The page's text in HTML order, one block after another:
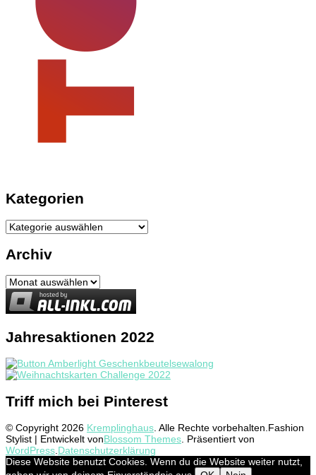
Kategorien
Kategorien
Archiv
Archiv
Jahresaktionen 2022
Triff mich bei Pinterest
© Copyright 2026 Kremplinghaus . Alle Rechte vorbehalten. Fashion
Stylist | Entwickelt vonBlossom Themes . Präsentiert von
WordPress Datenschutzerklärung
Diese Website benutzt Cookies. Wenn du die Website weiter nutzt,